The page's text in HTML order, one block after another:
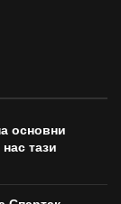
основни
тази